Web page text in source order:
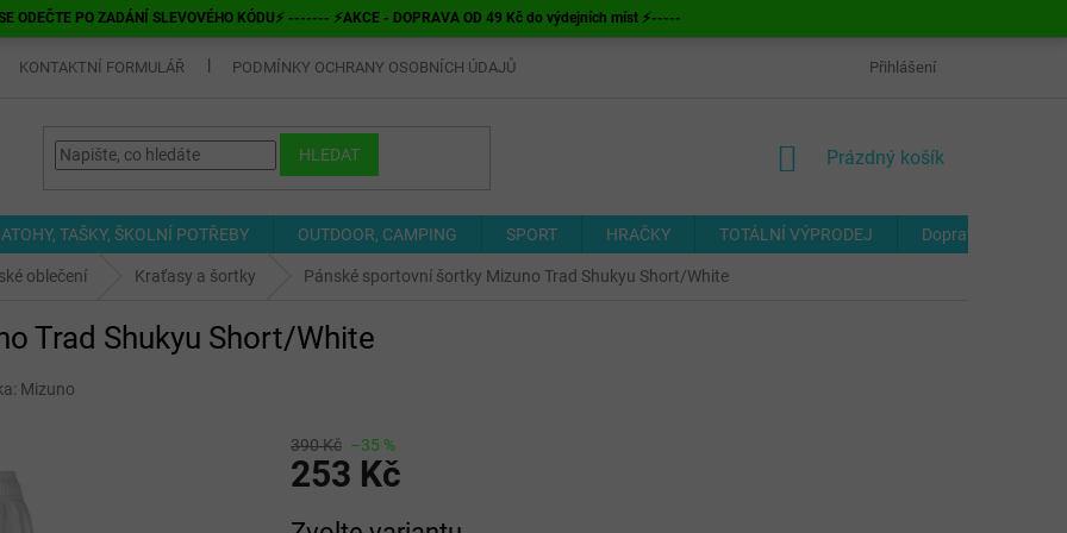
ODEČTE PO ZADÁNÍ SLEVOVÉHO KÓDU⚡ ------- ⚡AKCE - DOPRAVA OD 49 Kč do výdejních míst ⚡-----
KONTAKTNÍ FORMULÁŘ PODMÍNKY OCHRANY OSOBNÍCH ÚDAJŮ ODSTOUPENÍ OD SMLOUVY
Přihlášení
HLEDAT
NÁKUPNÍ
Prázdný košík
TAŠKY, ŠKOLNÍ POTŘEBY OUTDOOR, CAMPING SPORT HRAČKY TOTÁLNÍ VÝPRODEJ Doprava a platba
oblečení Kraťasy a šortky Pánské sportovní šortky Mizuno Trad Shukyu Short/White
Trad Shukyu Short/White
Mizuno
390 Kč –35 %
253 Kč